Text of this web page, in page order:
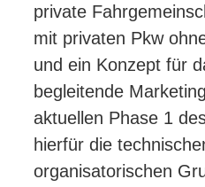
private
mit privaten Pkw
und ein Konzept für
begleitende
aktuellen Phase 1
hierfür die
organisatorischen